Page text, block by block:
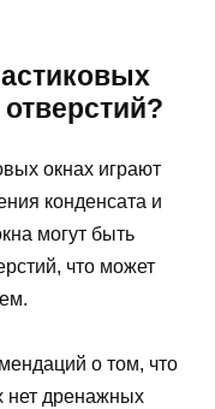
окнах играют
конденсата и
могут быть
что может
о том, что
нет дренажных